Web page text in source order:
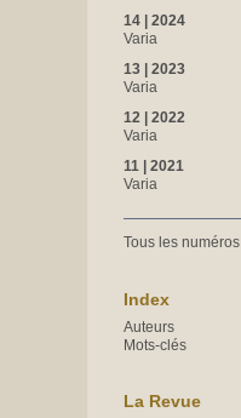
14 | 2024
Varia
13 | 2023
Varia
12 | 2022
Varia
11 | 2021
Varia
Tous les numéros
Index
Auteurs
Mots-clés
La Revue